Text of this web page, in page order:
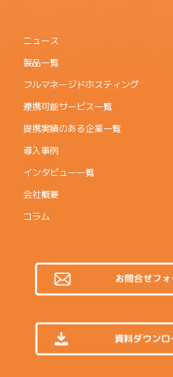
ニュース
製品一覧
フルマネージドホスティング
連携可能サービス一覧
提携実績のある企業一覧
導入事例
インタビュー一覧
会社概要
コラム